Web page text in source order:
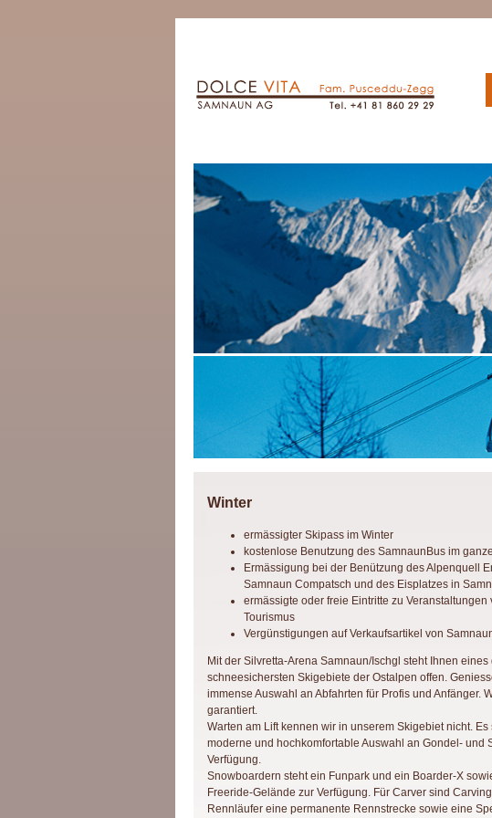
Winter
ermässigter Skipass im Winter
kostenlose Benutzung des SamnaunBus im
Ermässigung bei der Benützung des Alpenquell
Samnaun Compatsch und des Eisplatzes in
ermässigte oder freie Eintritte zu Veranstaltungen
Tourismus
Vergünstigungen auf Verkaufsartikel von
Mit der Silvretta-Arena Samnaun/Ischgl steht Ihnen eines
schneesichersten Skigebiete der Ostalpen offen.
immense Auswahl an Abfahrten für Profis und Anfänger.
garantiert.
Warten am Lift kennen wir in unserem Skigebiet nicht.
moderne und hochkomfortable Auswahl an Gondel- und
Verfügung.
Snowboardern steht ein Funpark und ein Boarder-X
Freeride-Gelände zur Verfügung. Für Carver sind
Rennläufer eine permanente Rennstrecke sowie eine